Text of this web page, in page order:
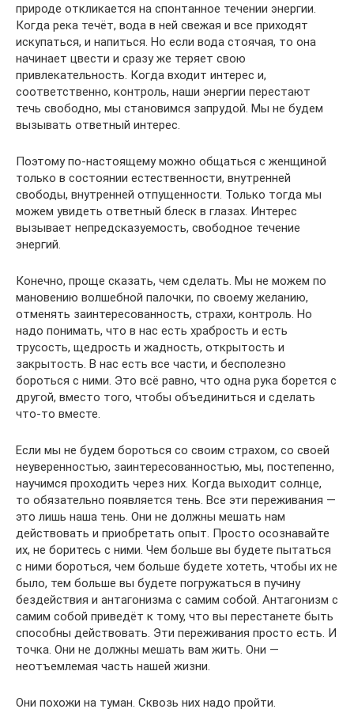
природе откликается на спонтанное течении энергии.
Когда река течёт, вода в ней свежая и все приходят
искупаться, и напиться. Но если вода стоячая, то она
начинает цвести и сразу же теряет свою
привлекательность. Когда входит интерес и,
соответственно, контроль, наши энергии перестают
течь свободно, мы становимся запрудой. Мы не будем
вызывать ответный интерес.
Поэтому по-настоящему можно общаться с женщиной
только в состоянии естественности, внутренней
свободы, внутренней отпущенности. Только тогда мы
можем увидеть ответный блеск в глазах. Интерес
вызывает непредсказуемость, свободное течение
энергий.
Конечно, проще сказать, чем сделать. Мы не можем по
мановению волшебной палочки, по своему желанию,
отменять заинтересованность, страхи, контроль. Но
надо понимать, что в нас есть храбрость и есть
трусость, щедрость и жадность, открытость и
закрытость. В нас есть все части, и бесполезно
бороться с ними. Это всё равно, что одна рука борется с
другой, вместо того, чтобы объединиться и сделать
что-то вместе.
Если мы не будем бороться со своим страхом, со своей
неуверенностью, заинтересованностью, мы, постепенно,
научимся проходить через них. Когда выходит солнце,
то обязательно появляется тень. Все эти переживания —
это лишь наша тень. Они не должны мешать нам
действовать и приобретать опыт. Просто осознавайте
их, не боритесь с ними. Чем больше вы будете пытаться
с ними бороться, чем больше будете хотеть, чтобы их не
было, тем больше вы будете погружаться в пучину
бездействия и антагонизма с самим собой. Антагонизм с
самим собой приведёт к тому, что вы перестанете быть
способны действовать. Эти переживания просто есть. И
точка. Они не должны мешать вам жить. Они —
неотъемлемая часть нашей жизни.
Они похожи на туман. Сквозь них надо пройти.